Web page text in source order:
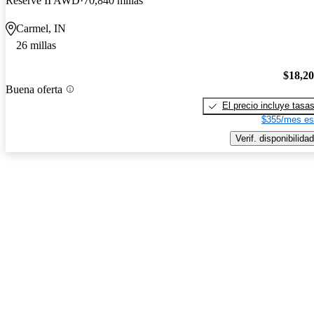
Carmel, IN
26 millas
Buena oferta
El precio incluye tasas
$355/mes
Verif. disponibilidad